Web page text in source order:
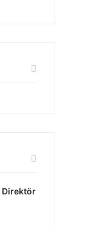
Direktör